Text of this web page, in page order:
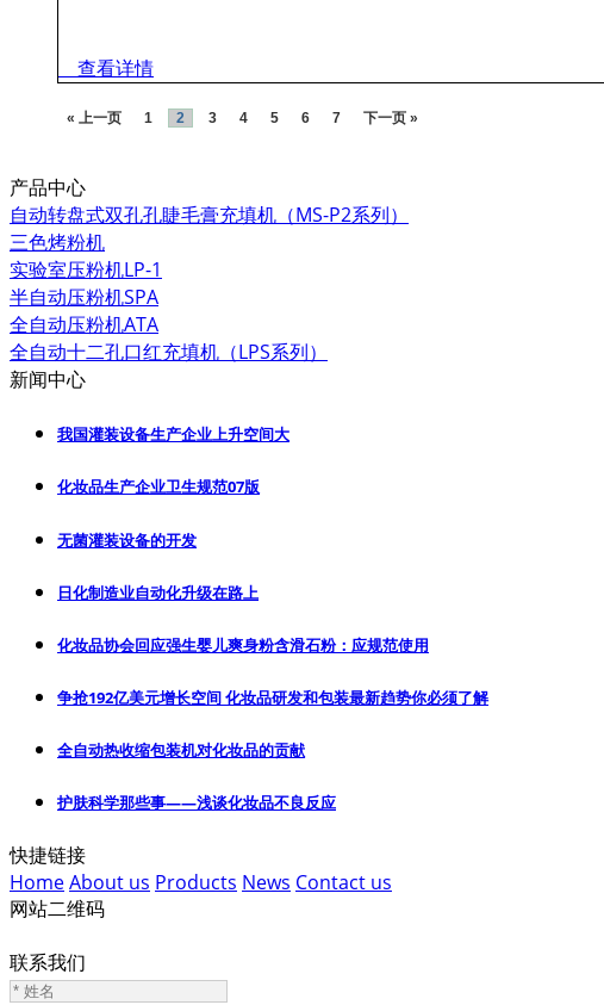
查看详情
« 上一页 1 2 3 4 5 6 7 下一页 »
产品中心
自动转盘式双孔孔睫毛膏充填机（MS-P2系列）
三色烤粉机
实验室压粉机LP-1
半自动压粉机SPA
全自动压粉机ATA
全自动十二孔口红充填机（LPS系列）
新闻中心
我国灌装设备生产企业上升空间大
化妆品生产企业卫生规范07版
无菌灌装设备的开发
日化制造业自动化升级在路上
化妆品协会回应强生婴儿爽身粉含滑石粉：应规范使用
争抢192亿美元增长空间 化妆品研发和包装最新趋势你必须了解
全自动热收缩包装机对化妆品的贡献
护肤科学那些事——浅谈化妆品不良反应
快捷链接
HomeAbout us Products News Contact us
网站二维码
联系我们